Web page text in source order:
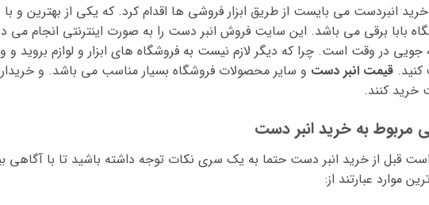
خرید انبردست می بایست از طریق ابزار فروشی ها اقدام کرد. که یکی از بهترین و
بابا برقی می باشد. این سایت فروش انبر دست را به صورت اینترنتی انجام می
جویی در وقت است. چرا که دیگر لازم نیست به فروشگاه های ابزار و لوازم بروید
قیمت انبر دست و سایر محصولات فروشگاه بسیار مناسب می باشد. و
خرید کنند.
مربوط به خرید انبر دست
است قبل از خرید انبر دست حتما به یک سری نکات توجه داشته باشید تا با آگاهی
موارد عبارتند از: